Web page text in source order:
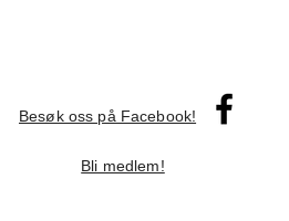
Besøk oss på Facebook!
Bli medlem!